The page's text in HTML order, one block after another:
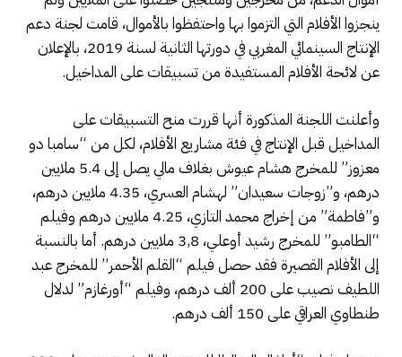
ينجزوا الأفلام التي التزموا بها واحتفظوا بالأموال، قامت لجنة دعم
الإنتاج السينمائي المغربي في دورتها الثانية لسنة 2019، بالإعلان
عن لائحة الأفلام المستفيدة من تسبيقات على المداخيل.
وأعلنت اللجنة المذكورة أنها قررت منح التسبيقات على
المداخيل قبل الإنتاج في فئة مشاريع الأفلام، لكل من “سامبا دو
معزوز” للمخرج هشام عيوش بغلاف مالي يصل إلى 5.4 ملايين
درهم، و”زوجات سعيدان” لهشام العسري، 4.35 ملايين درهم،
و”فاطمة” من إخراج محمد التازي، 4.25 ملايين درهم وفيلم
“الطامبو” للمخرج رشيد أوعلي، 3,8 ملايين درهم. أما بالنسبة
إلى الأفلام القصيرة فقد حصل فيلم “القلم الأحمر” للمخرج عبد
اللطيف نصيب على 200 ألف درهم، وفيلم “أورغازم” لدلال
طنطاوي العراقي على 150 ألف درهم.